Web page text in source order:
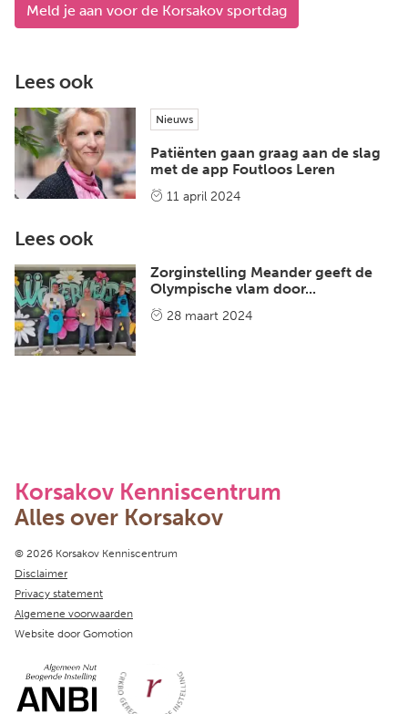
Meld je aan voor de Korsakov sportdag
Lees ook
Nieuws
Patiënten gaan graag aan de slag
met de app Foutloos Leren
11 april 2024
Lees ook
Zorginstelling Meander geeft de
Olympische vlam door...
28 maart 2024
Korsakov Kenniscentrum
Alles over Korsakov
Copyright navigation
© 2026 Korsakov Kenniscentrum
Disclaimer
Privacy statement
Algemene voorwaarden
Website door Gomotion